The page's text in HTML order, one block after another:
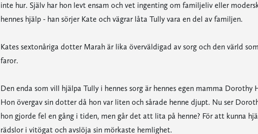
inte hur. Själv har hon levt ensam och vet ingenting om familjeliv eller
hennes hjälp - han sörjer Kate och vägrar låta Tully vara en del av familjen.
Kates sextonåriga dotter Marah är lika överväldigad av sorg och den värld
faror.
Den enda som vill hjälpa Tully i hennes sorg är hennes egen mamma
Hon övergav sin dotter då hon var liten och sårade henne djupt. Nu ser
hon gjorde fel en gång i tiden, men går det att lita på henne? För att kunna
rädslor i vitögat och avslöja sin mörkaste hemlighet.